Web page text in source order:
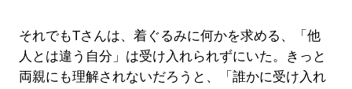
それでもTさんは、着ぐるみに何かを求める、「他
人とは違う自分」は受け入れられずにいた。きっと
両親にも理解されないだろうと、「誰かに受け入れ